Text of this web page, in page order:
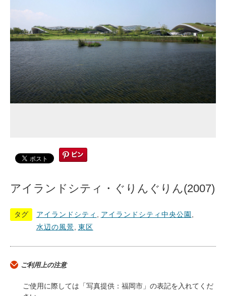
アイランドシティ・ぐりんぐりん(2007)
タグ アイランドシティ アイランドシティ中央公園
水辺の風景 東区
ご利用上の注意
ご使用に際しては「写真提供：福岡市」の表記を入れてくだ